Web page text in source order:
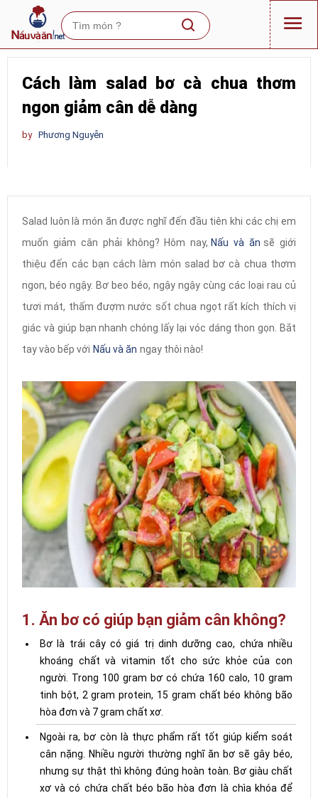
Cách làm salad bơ cà chua thơm
ngon giảm cân dễ dàng
by Phương Nguyễn
Salad luôn là món ăn được nghĩ đến đầu tiên khi các chị em
muốn giảm cân phải không? Hôm nay, Nấu và ăn sẽ giới
thiệu đến các bạn cách làm món salad bơ cà chua thơm
ngon, béo ngậy. Bơ beo béo, ngậy ngậy cùng các loại rau củ
tươi mát, thấm đượm nước sốt chua ngọt rất kích thích vị
giác và giúp bạn nhanh chóng lấy lại vóc dáng thon gọn. Bắt
tay vào bếp với Nấu và ăn ngay thôi nào!
1. Ăn bơ có giúp bạn giảm cân không?
Bơ là trái cây có giá trị dinh dưỡng cao, chứa nhiều
khoáng chất và vitamin tốt cho sức khỏe của con
người. Trong 100 gram bơ có chứa 160 calo, 10 gram
tinh bột, 2 gram protein, 15 gram chất béo không bão
hòa đơn và 7 gram chất xơ.
Ngoài ra, bơ còn là thực phẩm rất tốt giúp kiểm soát
cân nặng. Nhiều người thường nghĩ ăn bơ sẽ gây béo,
nhưng sự thật thì không đúng hoàn toàn. Bơ giàu chất
xơ và có chứa chất béo bão hòa đơn là chìa khóa để